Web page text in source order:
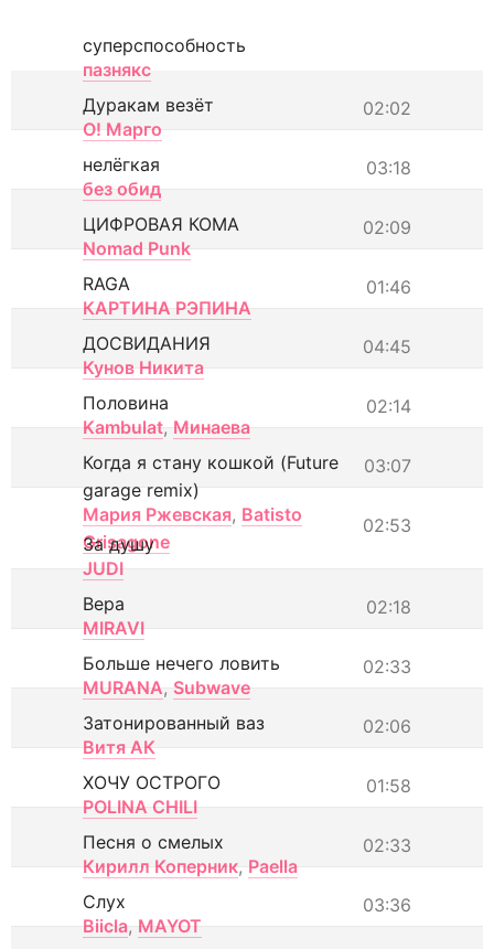
суперспособность
пазнякс
02:02
Дуракам везёт
О! Марго
03:18
нелёгкая
без обид
02:09
ЦИФРОВАЯ КОМА
Nomad Punk
01:46
RAGA
КАРТИНА РЭПИНА
04:45
ДОСВИДАНИЯ
Кунов Никита
02:14
Половина
Kambulat, Минаева
03:07
Когда я стану кошкой (Future
garage remix)
Мария Ржевская, Batisto
Grisagone
02:53
За душу
JUDI
02:18
Вера
MIRAVI
02:33
Больше нечего ловить
MURANA, Subwave
02:06
Затонированный ваз
Витя АК
01:58
ХОЧУ ОСТРОГО
POLINA CHILI
02:33
Песня о смелых
Кирилл Коперник, Paella
03:36
Слух
Biicla, MAYOT